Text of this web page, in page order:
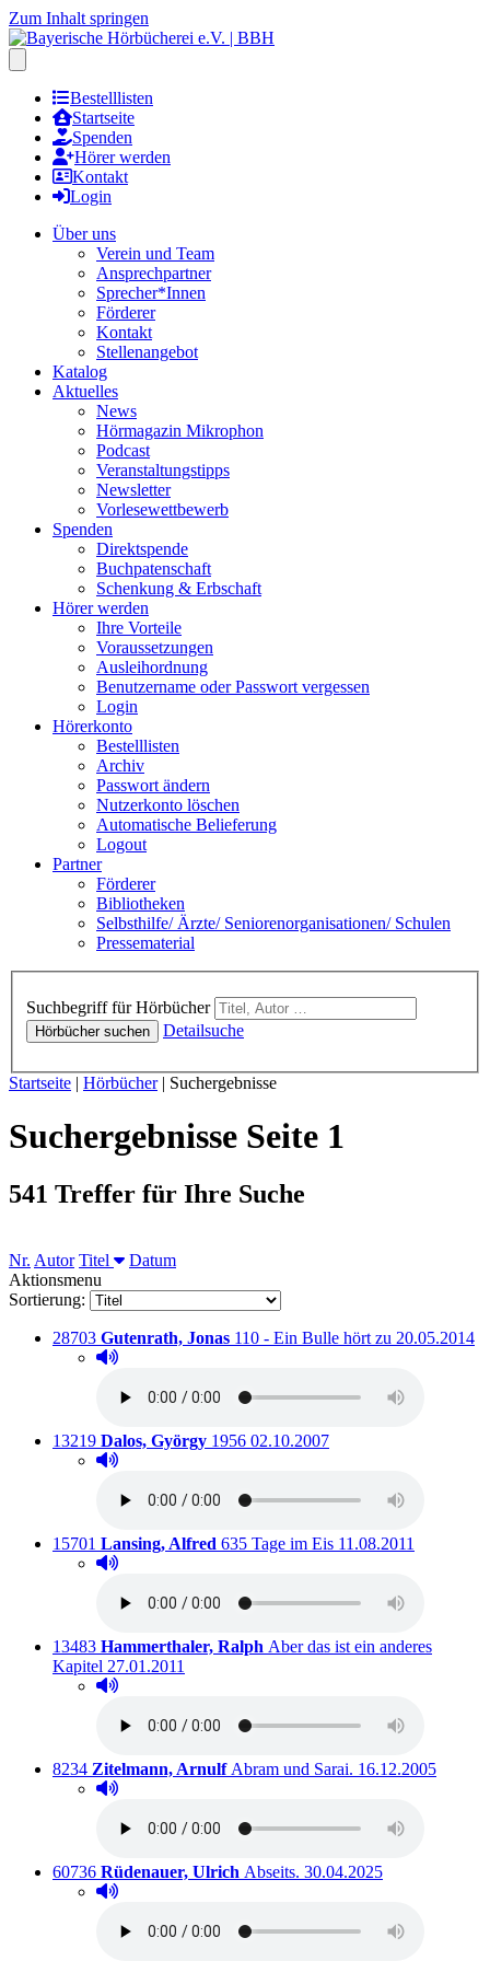
Zum Inhalt springen
Bestelllisten
Startseite
Spenden
Hörer werden
Kontakt
Login
Über uns
Verein und Team
Ansprechpartner
Sprecher*Innen
Förderer
Kontakt
Stellenangebot
Katalog
Aktuelles
News
Hörmagazin Mikrophon
Podcast
Veranstaltungstipps
Newsletter
Vorlesewettbewerb
Spenden
Direktspende
Buchpatenschaft
Schenkung & Erbschaft
Hörer werden
Ihre Vorteile
Voraussetzungen
Ausleihordnung
Benutzername oder Passwort vergessen
Login
Hörerkonto
Bestelllisten
Archiv
Passwort ändern
Nutzerkonto löschen
Automatische Belieferung
Logout
Partner
Förderer
Bibliotheken
Selbsthilfe/ Ärzte/ Seniorenorganisationen/ Schulen
Pressematerial
Suchbegriff für Hörbücher
Hörbücher suchen Detailsuche
Sie sind hier:
Startseite | Hörbücher| Suchergebnisse
Suchergebnisse Seite 1
541 Treffer für Ihre Suche
Nr. Autor Titel
Datum
Aktionsmenu
Sortierung:
Titelnummer:
28703 von
Gutenrath, Jonas: 110 - Ein Bulle hört zu Ausleihbar
20.05.2014
Hörprobe abspielen
Hörprobe von 110 - Ein Bulle hört zu
Titelnummer:
13219 von
Dalos, György: 1956 Ausleihbar seit dem
02.10.2007
Hörprobe abspielen
Hörprobe von 1956
Titelnummer:
15701 von
Lansing, Alfred 635 Tage im Eis Ausleihbar seit dem
11.08.2011
Hörprobe abspielen
Hörprobe von 635 Tage im Eis
Titelnummer:
13483 von
Hammerthaler, Ralph Aber das ist ein anderes
Kapitel Ausleihbar seit dem
27.01.2011
Hörprobe abspielen
Hörprobe von Aber das ist ein anderes Kapitel
Titelnummer:
8234 von
Zitelmann, Arnulf: Abram und Sarai. Ausleihbar seit
16.12.2005
Hörprobe abspielen
Hörprobe von Abram und Sarai.
Titelnummer:
60736 von
Rüdenauer, Ulrich Abseits. Ausleihbar seit dem
30.04.2025
Hörprobe abspielen
Hörprobe von Abseits.